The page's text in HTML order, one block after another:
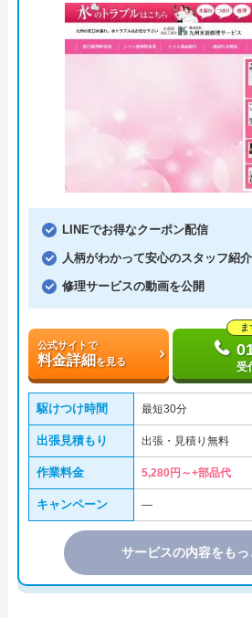
LINEでお得なクーポン配信
人柄がわかって安心のスタッフ紹介
修理サービスの動画を公開
公式サイトで
料金詳細を見る
ま
受
駆けつけ時間 最短30分
出張見積もり 出張・見積り無料
作業料金 5,280円～+部品代
キャンペーン ―
サービスの内容をもっ